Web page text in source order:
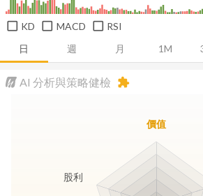
日 週 月 1M
KD MACD RSI
AI 分析與策略健檢 extension
價值
股利